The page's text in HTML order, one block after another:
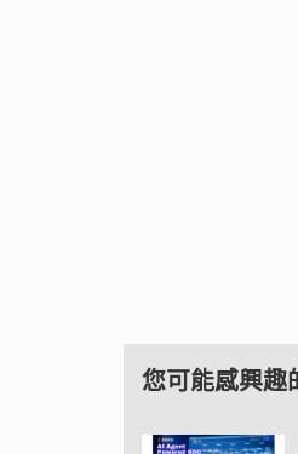
您可能感興趣